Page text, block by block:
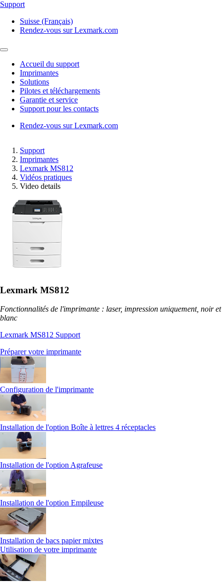
Support
Suisse (Français)
Rendez-vous sur Lexmark.com
Accueil du support
Imprimantes
Solutions
Pilotes et téléchargements
Garantie et service
Support pour les contacts
Rendez-vous sur Lexmark.com
Support
Imprimantes
Lexmark MS812
Vidéos pratiques
Video details
Lexmark MS812
Fonctionnalités de l'imprimante : laser, impression uniquement, noir et
blanc
Lexmark MS812 Support
Préparer votre imprimante
Configuration de l'imprimante
Installation de l'option Boîte à lettres 4 réceptacles
Installation de l'option Agrafeuse
Installation de l'option Empileuse
Installation de bacs papier mixtes
Utilisation de votre imprimante